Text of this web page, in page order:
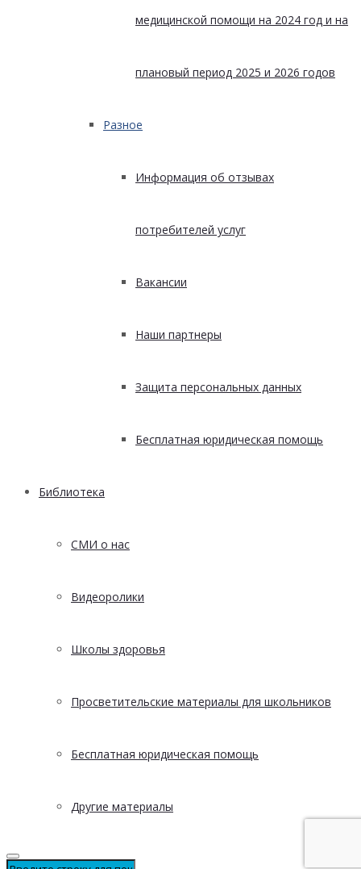
медицинской помощи на 2024 год и на
плановый период 2025 и 2026 годов
Разное
Информация об отзывах
потребителей услуг
Вакансии
Наши партнеры
Защита персональных данных
Бесплатная юридическая помощь
Библиотека
СМИ о нас
Видеоролики
Школы здоровья
Просветительские материалы для школьников
Бесплатная юридическая помощь
Другие материалы